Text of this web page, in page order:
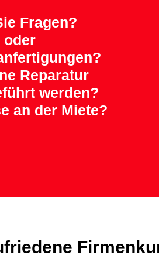
Fragen?
oder
Reparatur
werden?
an der Miete?